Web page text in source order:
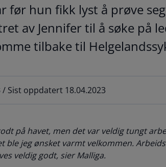
før hun fikk lyst å prøve
av Jennifer til å søke på
tilbake til
Sist oppdatert 18.04.2023
på havet, men det var veldig tungt
ble jeg ønsket varmt velkommen.
veldig godt, sier Malliga.